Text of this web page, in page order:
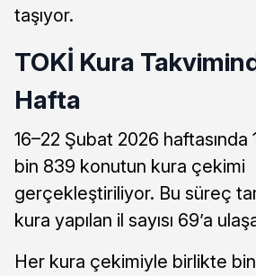
taşıyor.
TOKİ Kura
Hafta
16–22 Şubat 2026 haftasında
bin 839 konutun kura çekimi
gerçekleştiriliyor. Bu süreç
kura yapılan il sayısı 69’a
Her kura çekimiyle birlikte